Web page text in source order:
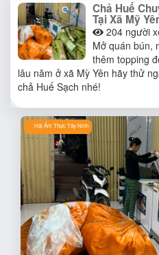
Chả Huế
Tại Xã Mỹ
204 người
Mở quán bún,
thêm topping
lâu năm ở xã Mỳ Yên hãy thử
chả Huế Sạch nhé!
Hội Ẩm Thực Tây Ninh